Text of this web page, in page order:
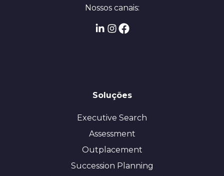
Nossos canais:
Soluções
Executive Search
Assessment
Outplacement
Succession Planning